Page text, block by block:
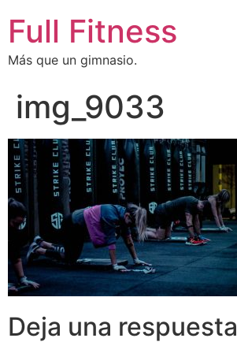
Full Fitness
Más que un gimnasio.
img_9033
Deja una respuesta